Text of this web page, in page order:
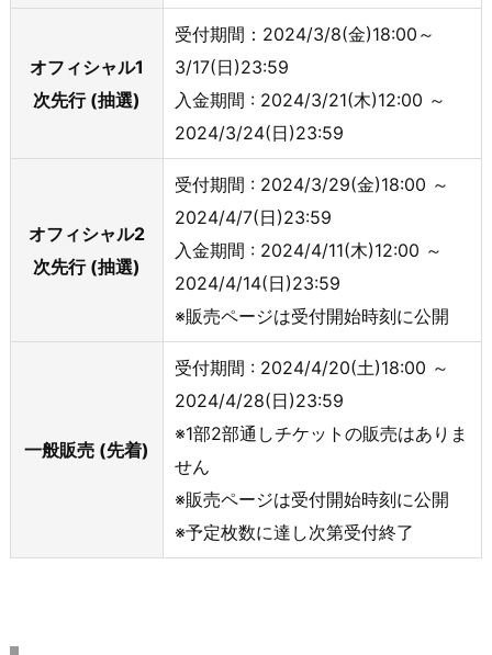
オフィシャル1
次先行 (抽選)
受付期間：2024/3/8(金)18:00～
3/17(日)23:59
入金期間 : 2024/3/21(木)12:00 ～
2024/3/24(日)23:59
オフィシャル2
次先行 (抽選)
受付期間 : 2024/3/29(金)18:00 ～
2024/4/7(日)23:59
入金期間 : 2024/4/11(木)12:00 ～
2024/4/14(日)23:59
※販売ページは受付開始時刻に公開
一般販売 (先着)
受付期間 : 2024/4/20(土)18:00 ～
2024/4/28(日)23:59
※1部2部通しチケットの販売はありま
せん
※販売ページは受付開始時刻に公開
※予定枚数に達し次第受付終了